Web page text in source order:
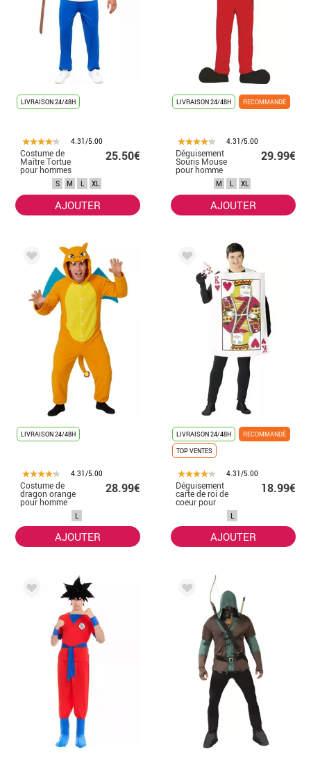
LIVRAISON 24/48H
4.31/5.00
Costume de
Maître Tortue
pour hommes
25.50€
S M L XL
AJOUTER
LIVRAISON 24/48H RECOMMANDÉ
4.31/5.00
Déguisement
Souris Mouse
pour homme
29.99€
M L XL
AJOUTER
LIVRAISON 24/48H
4.31/5.00
Costume de
dragon orange
pour homme
28.99€
L
AJOUTER
LIVRAISON 24/48H
RECOMMANDÉ
TOP VENTES
4.31/5.00
Déguisement
carte de roi de
coeur pour
adultes
18.99€
L
AJOUTER